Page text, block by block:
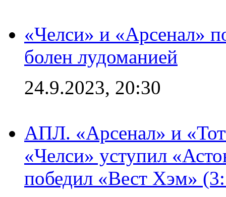
«Челси» и «Арсенал»
болен лудоманией
24.9.2023, 20:30
АПЛ. «Арсенал» и
«Челси» уступил
победил «Вест Хэм»